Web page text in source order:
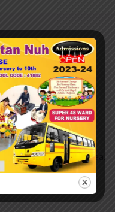
in 2007 and it is
in an Urban area.